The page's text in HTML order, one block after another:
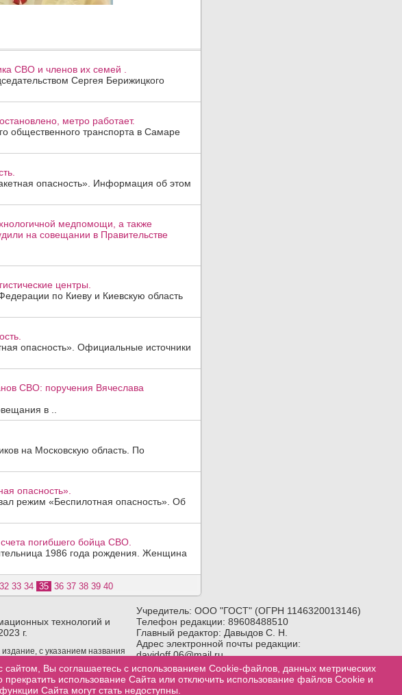
СВО и членов их семей .
Сергея Берижицкого
метро работает.
общественного транспорта в Самаре
опасность». Информация об этом
медпомощи, а также
на совещании в Правительстве
центры.
по Киеву и Киевскую область
опасность». Официальные источники
СВО: поручения Вячеслава
в ..
на Московскую область. По
опасность».
режим «Беспилотная опасность». Об
погибшего бойца СВО.
1986 года рождения. Женщина
32 33 34 35 36 37 38 39 40
технологий и
г.
с указанием названия
абзаца публикуемого
Учредитель: ООО "ГОСТ" (ОГРН 1146320013146)
Телефон редакции: 89608488510
Главный редактор: Давыдов С. Н.
Адрес электронной почты редакции:
davidoff.06@mail.ru
Возрастное ограничение:18+
Вы соглашаетесь с использованием Cookie-файлов, данных метрических
использование Сайта или отключить использование файлов Cookie и
Сайта могут стать недоступны.